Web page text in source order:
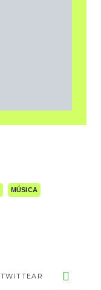
MÚSICA
TWITTEAR